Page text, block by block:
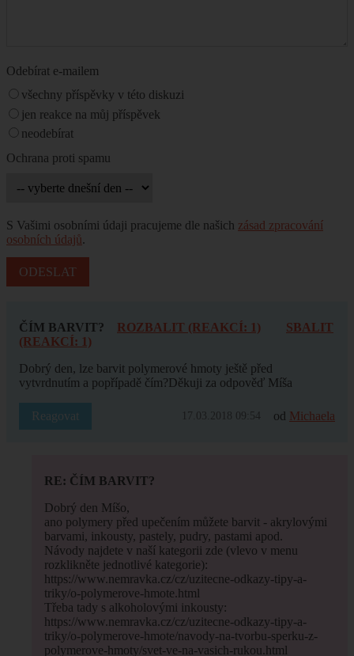
Odebírat e-mailem
všechny příspěvky v této diskuzi
jen reakce na můj příspěvek
neodebírat
Ochrana proti spamu
S Vašimi osobními údaji pracujeme dle našich zásad zpracování
osobních údajů.
ČÍM BARVIT? ROZBALIT (REAKCÍ: 1)
SBALIT
(REAKCÍ: 1)
Dobrý den, lze barvit polymerové hmoty ještě před
vytvrdnutím a popřípadě čím?Děkuji za odpověď Míša
Reagovat 17.03.2018 09:54 od Michaela
RE: ČÍM BARVIT?
Dobrý den Míšo,
ano polymery před upečením můžete barvit - akrylovými
barvami, inkousty, pastely, pudry, pastami apod.
Návody najdete v naší kategorii zde (vlevo v menu
rozklikněte jednotlivé kategorie):
https://www.nemravka.cz/cz/uzitecne-odkazy-tipy-a-
triky/o-polymerove-hmote.html
Třeba tady s alkoholovými inkousty:
https://www.nemravka.cz/cz/uzitecne-odkazy-tipy-a-
triky/o-polymerove-hmote/navody-na-tvorbu-sperku-z-
polymerove-hmoty/svet-ve-na-vasich-rukou.html